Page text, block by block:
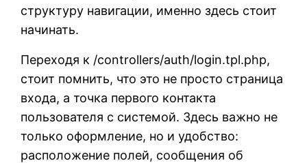
структуру навигации, именно здесь стоит
начинать.
Переходя к /controllers/auth/login.tpl.php,
стоит помнить, что это не просто страница
входа, а точка первого контакта
пользователя с системой. Здесь важно не
только оформление, но и удобство:
расположение полей, сообщения об